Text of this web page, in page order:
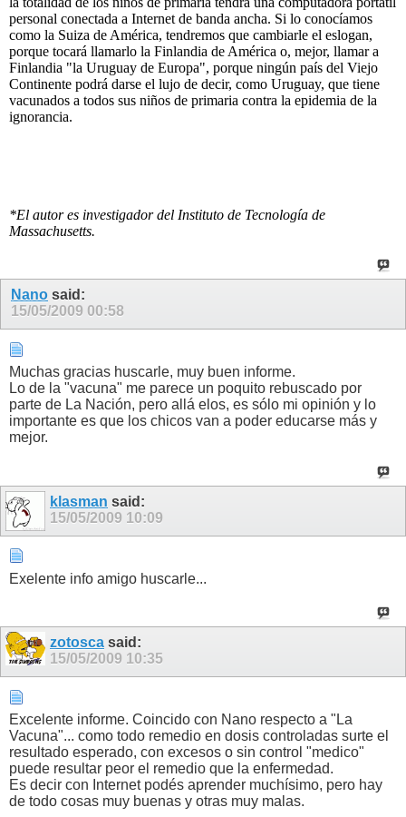
personal conectada a Internet de banda ancha. Si lo conocíamos
como la Suiza de América, tendremos que cambiarle el eslogan,
porque tocará llamarlo la Finlandia de América o, mejor, llamar a
Finlandia "la Uruguay de Europa", porque ningún país del Viejo
Continente podrá darse el lujo de decir, como Uruguay, que tiene
vacunados a todos sus niños de primaria contra la epidemia de la
ignorancia.
*El autor es investigador del Instituto de Tecnología de
Massachusetts.
Nano said:
15/05/2009 00:58
Muchas gracias huscarle, muy buen informe.
Lo de la "vacuna" me parece un poquito rebuscado por
parte de La Nación, pero allá elos, es sólo mi opinión y lo
importante es que los chicos van a poder educarse más y
mejor.
klasman said:
15/05/2009 10:09
Exelente info amigo huscarle...
zotosca said:
15/05/2009 10:35
Excelente informe. Coincido con Nano respecto a "La
Vacuna"... como todo remedio en dosis controladas surte el
resultado esperado, con excesos o sin control "medico"
puede resultar peor el remedio que la enfermedad.
Es decir con Internet podés aprender muchísimo, pero hay
de todo cosas muy buenas y otras muy malas.